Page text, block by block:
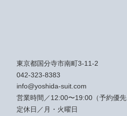
東京都国分寺市南町3-11-2
042-323-8383
info@yoshida-suit.com
営業時間／12:00〜19:00（予約優先
定休日／月・火曜日